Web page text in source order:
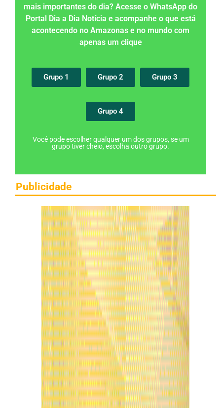
mais importantes do dia? Acesse o WhatsApp do
Portal Dia a Dia Notícia e acompanhe o que está
acontecendo no Amazonas e no mundo com
apenas um clique
Grupo 1 Grupo 2 Grupo 3
Grupo 4
Você pode escolher qualquer um dos grupos, se um
grupo tiver cheio, escolha outro grupo.
Publicidade